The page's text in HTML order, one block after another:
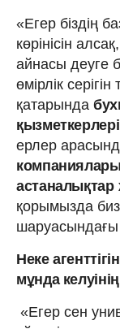
«Егер біздің
көрінісін
айнасы деуге
өмірлік
қатарында
ерлер
астаналықтар
қорымызда
шаруасындағы
Неке
мұнда
«Егер сен